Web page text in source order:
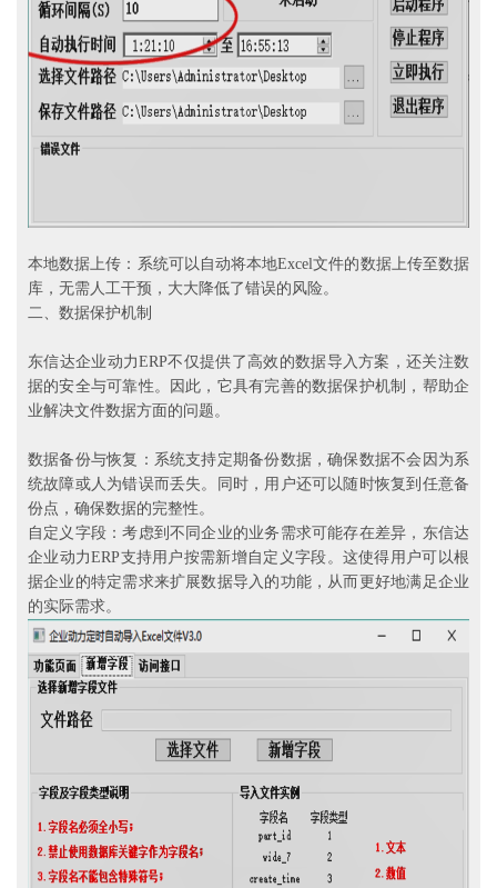
本地数据上传：系统可以自动将本地Excel文件的数据上传至数据
库，无需人工干预，大大降低了错误的风险。
二、数据保护机制
东信达企业动力ERP不仅提供了高效的数据导入方案，还关注数
据的安全与可靠性。因此，它具有完善的数据保护机制，帮助企
业解决文件数据方面的问题。
数据备份与恢复：系统支持定期备份数据，确保数据不会因为系
统故障或人为错误而丢失。同时，用户还可以随时恢复到任意备
份点，确保数据的完整性。
自定义字段：考虑到不同企业的业务需求可能存在差异，东信达
企业动力ERP支持用户按需新增自定义字段。这使得用户可以根
据企业的特定需求来扩展数据导入的功能，从而更好地满足企业
的实际需求。